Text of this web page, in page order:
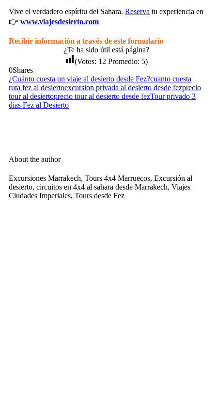
Vive el verdadero espíritu del Sahara. Reserva tu experiencia en
👉 www.viajesdesierto.com
Recibir información a través de este formulario
¿Te ha sido útil está página?
(Votos: 12 Promedio: 5)
0Shares
¿Cuánto cuesta un viaje al desierto desde Fez?cuanto cuesta
ruta fez al desiertoexcursion privada al desierto desde fezprecio
tour al desiertoprecio tour al desierto desde fezTour privado 3
dias Fez al Desierto
About the author
Excursiones Marrakech, Tours 4x4 Marruecos, Excursión al
desierto, circuitos en 4x4 al sahara desde Marrakech, Viajes
Ciudades Imperiales, Tours desde Fez